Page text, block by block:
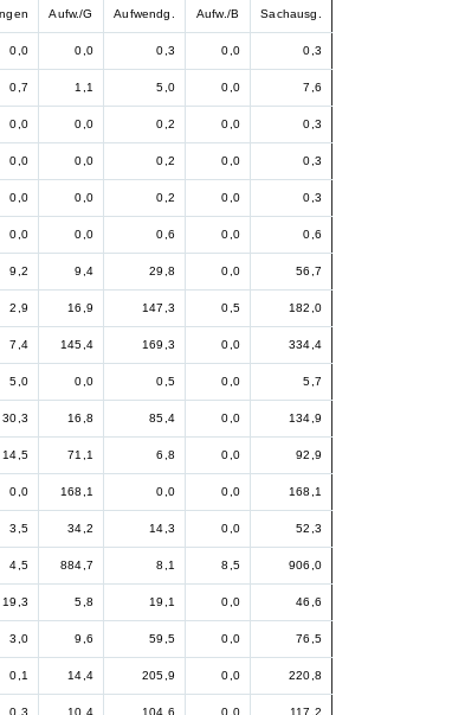
Aufw./G Aufwendg. Aufw./B Sachausg.
0,0 0,0 0,3 0,0 0,3
0,7 1,1 5,0 0,0 7,6
0,0 0,0 0,2 0,0 0,3
0,0 0,0 0,2 0,0 0,3
0,0 0,0 0,2 0,0 0,3
0,0 0,0 0,6 0,0 0,6
9,2 9,4 29,8 0,0 56,7
2,9 16,9 147,3 0,5 182,0
7,4 145,4 169,3 0,0 334,4
5,0 0,0 0,5 0,0 5,7
30,3 16,8 85,4 0,0 134,9
14,5 71,1 6,8 0,0 92,9
0,0 168,1 0,0 0,0 168,1
3,5 34,2 14,3 0,0 52,3
4,5 884,7 8,1 8,5 906,0
19,3 5,8 19,1 0,0 46,6
3,0 9,6 59,5 0,0 76,5
0,1 14,4 205,9 0,0 220,8
0,3 10,4 104,6 0,0 117,2